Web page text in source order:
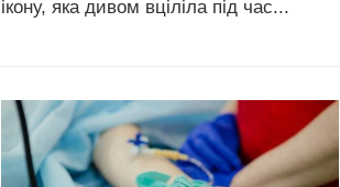
ікону, яка дивом вціліла під час...